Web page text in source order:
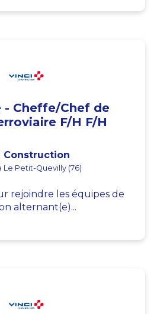
- Cheffe/Chef de
F/H F/H
Construction
Le Petit-Quevilly (76)
rejoindre les équipes de
alternant(e)...